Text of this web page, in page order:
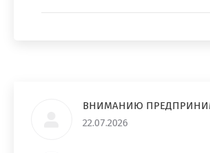
ВНИМАНИЮ
22.07.2026